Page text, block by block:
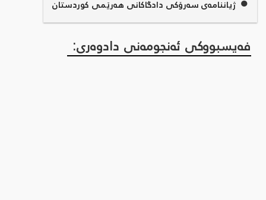
ژیاننامەی سەرۆکی دادگاکانی هەرێمی کوردستان
فەیسبووکی ئەنجومەنی دادوەری: